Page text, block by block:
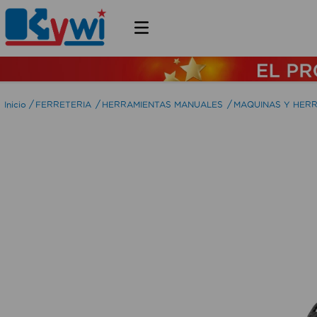
FERRETERIA HERRAMIENTAS MANUALES MAQUINAS Y